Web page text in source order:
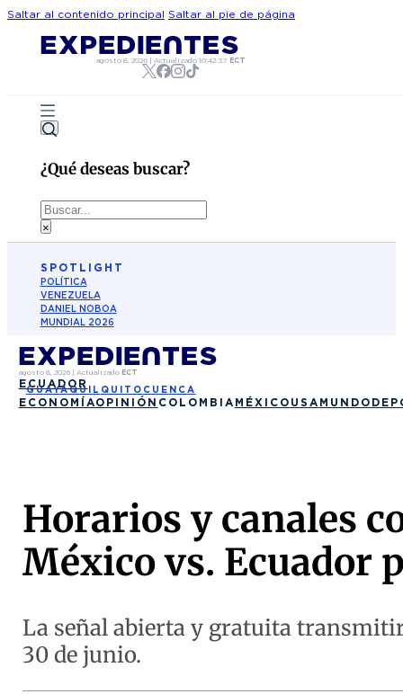
Saltar al contenido principal Saltar al pie de página
agosto 8, 2026 |Actualizado10:42:37 ECT
¿Qué deseas buscar?
Buscar
×
SPOTLIGHT
POLÍTICA
VENEZUELA
DANIEL NOBOA
MUNDIAL 2026
agosto 8, 2026| Actualizado ECT
ECUADOR
GUAYAQUIL QUITO CUENCA
ECONOMÍAOPINIÓN COLOMBIA MÉXICO USA MUNDO
Horarios y canales
México vs. Ecuador
La señal abierta y gratuita
30 de junio.